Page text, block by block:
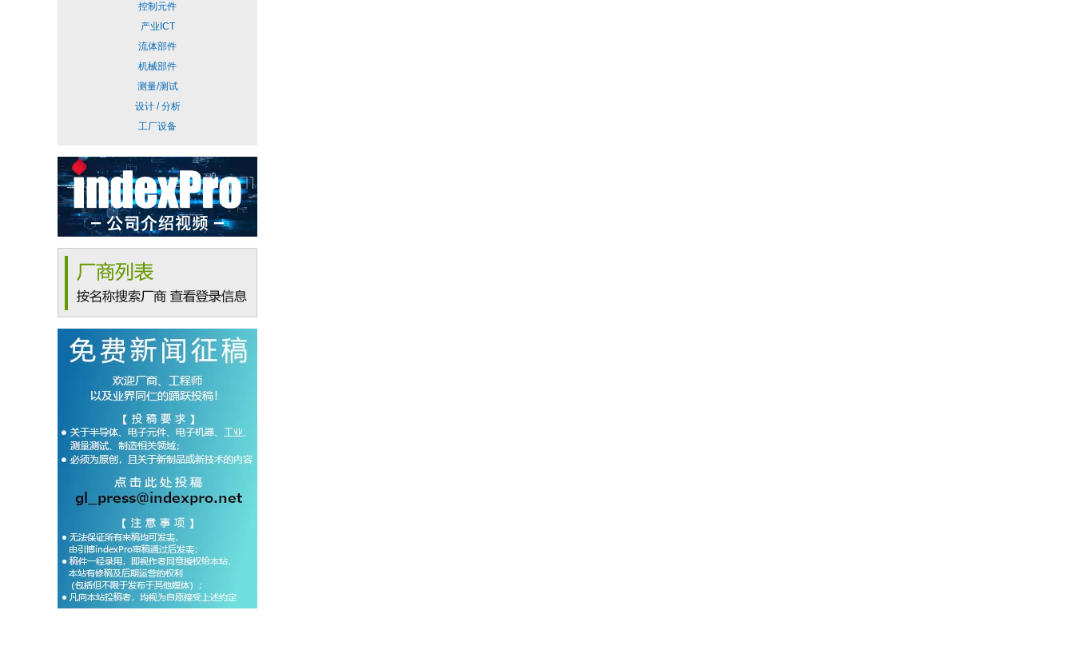
控制元件
产业ICT
流体部件
机械部件
测量/测试
设计 / 分析
工厂设备